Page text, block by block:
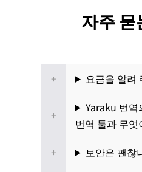
자주 묻
요금을 알려
Yaraku 번역
번역 툴과 무엇
보안은 괜찮